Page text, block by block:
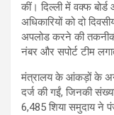
कीं। दिल्ली में वक्फ
अधिकारियों को दो
अपलोड करने की
नंबर और सपोर्ट टीम
मंत्रालय के आंकड़ों के
दर्ज की गईं, जिनकी
6,485 शिया समुदाय ने